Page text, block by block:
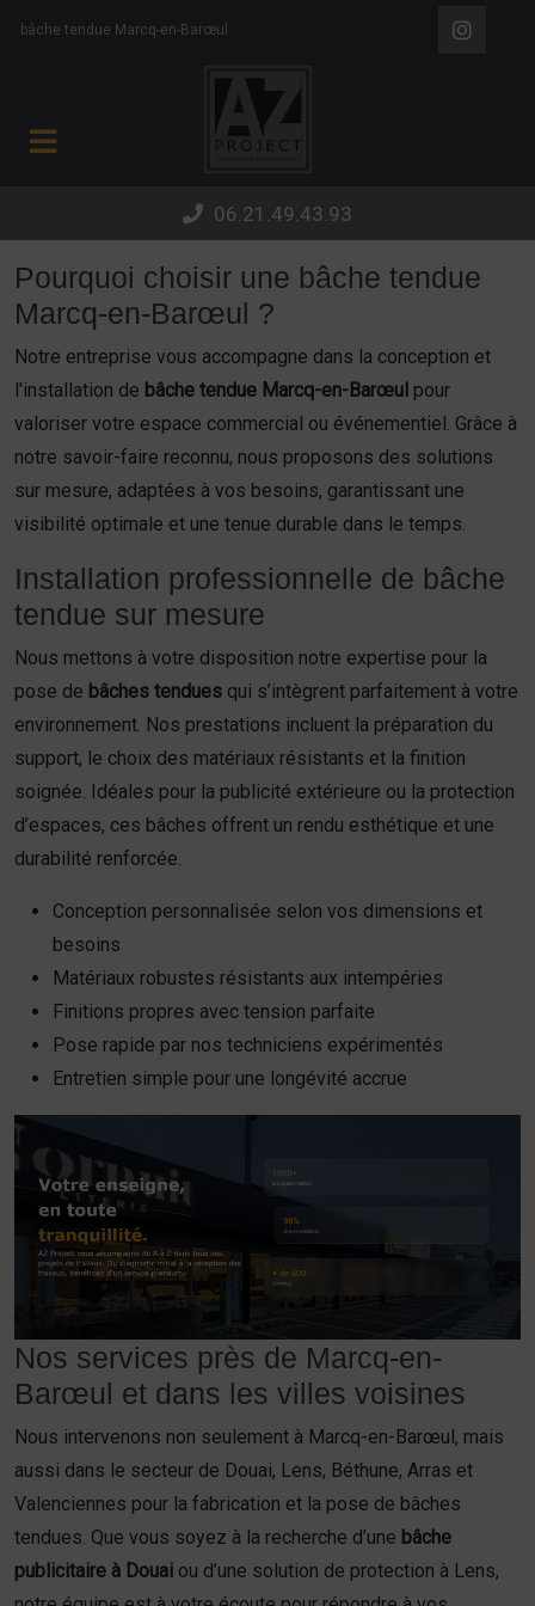
bâche tendue Marcq-en-Barœul
06.21.49.43.93
Pourquoi choisir une bâche tendue
Marcq-en-Barœul ?
Notre entreprise vous accompagne dans la conception et
l'installation de bâche tendue Marcq-en-Barœul pour
valoriser votre espace commercial ou événementiel. Grâce à
notre savoir-faire reconnu, nous proposons des solutions
sur mesure, adaptées à vos besoins, garantissant une
visibilité optimale et une tenue durable dans le temps.
Installation professionnelle de bâche
tendue sur mesure
Nous mettons à votre disposition notre expertise pour la
pose de bâches tendues qui s’intègrent parfaitement à votre
environnement. Nos prestations incluent la préparation du
support, le choix des matériaux résistants et la finition
soignée. Idéales pour la publicité extérieure ou la protection
d’espaces, ces bâches offrent un rendu esthétique et une
durabilité renforcée.
Conception personnalisée selon vos dimensions et
besoins
Matériaux robustes résistants aux intempéries
Finitions propres avec tension parfaite
Pose rapide par nos techniciens expérimentés
Entretien simple pour une longévité accrue
Nos services près de Marcq-en-
Barœul et dans les villes voisines
Nous intervenons non seulement à Marcq-en-Barœul, mais
aussi dans le secteur de Douai, Lens, Béthune, Arras et
Valenciennes pour la fabrication et la pose de bâches
tendues. Que vous soyez à la recherche d’une bâche
publicitaire à Douai ou d’une solution de protection à Lens,